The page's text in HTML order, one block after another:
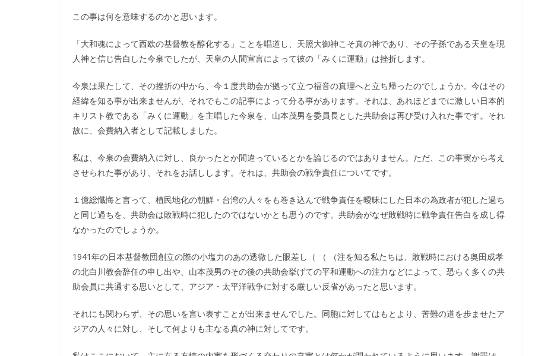
この事は何を意味するのかと思います。
「大和魂によって西欧の基督教を醇化する」ことを唱道し、天照大御神こそ真の神であり、その子孫である天皇を現
人神と信じ告白した今泉でしたが、天皇の人間宣言によって彼の「みくに運動」は挫折します。
今泉は果たして、その挫折の中から、今１度共助会が拠って立つ福音の真理へと立ち帰ったのでしょうか。今はその
経緯を知る事が出来ませんが、それでもこの記事によって分る事があります。それは、あれほどまでに激しい日本的
キリスト教である「みくに運動」を主唱した今泉を、山本茂男を委員長とした共助会は再び受け入れた事です。それ
故に、会費納入者として記載しました。
私は、今泉の会費納入に対し、良かったとか間違っているとかを論じるのではありません。ただ、この事実から考え
させられた事があり、それをお話しします。それは、共助会の戦争責任についてです。
１億総懺悔と言って、植民地化の朝鮮・台湾の人々をも巻き込んで戦争責任を曖昧にした日本の為政者が犯した過ち
と同じ過ちを、共助会は敗戦時に犯したのではないかとも思うのです。共助会がなぜ敗戦時に戦争責任告白を成し得
なかったのでしょうか。
1941年の日本基督教団創立の際の小塩力のあの透徹した眼差し（ （ （注を知る私たちは、敗戦時における奥田成孝
の北白川教会辞任の申し出や、山本茂男のその後の共助会挙げての平和運動への注力などによって、恐らく多くの共
助会員に共通する思いとして、アジア・太平洋戦争に対する厳しい反省があったと思います。
それにも関わらず、その思いを言い表すことが出来ませんでした。同胞に対してはもとより、苦難の道を歩ませたア
ジアの人々に対し、そして何よりも主なる真の神に対してです。